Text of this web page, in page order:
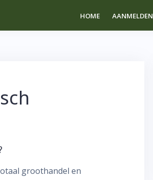
HOME AANMELDEN
groothandel en